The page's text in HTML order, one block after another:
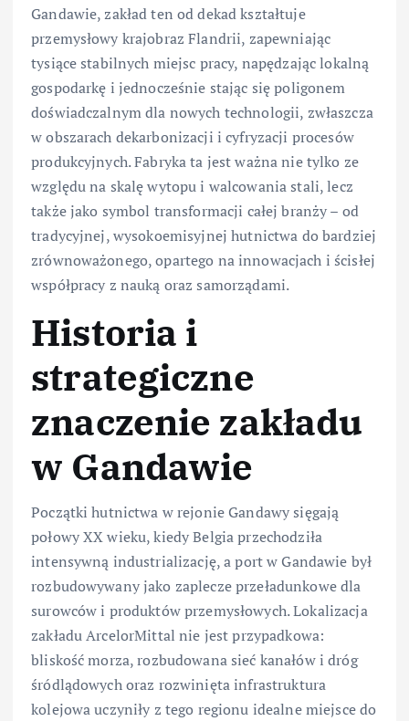
Gandawie, zakład ten od dekad kształtuje
przemysłowy krajobraz Flandrii, zapewniając
tysiące stabilnych miejsc pracy, napędzając lokalną
gospodarkę i jednocześnie stając się poligonem
doświadczalnym dla nowych technologii, zwłaszcza
w obszarach dekarbonizacji i cyfryzacji procesów
produkcyjnych. Fabryka ta jest ważna nie tylko ze
względu na skalę wytopu i walcowania stali, lecz
także jako symbol transformacji całej branży – od
tradycyjnej, wysokoemisyjnej hutnictwa do bardziej
zrównoważonego, opartego na innowacjach i ścisłej
współpracy z nauką oraz samorządami.
Historia i
strategiczne
znaczenie zakładu
w Gandawie
Początki hutnictwa w rejonie Gandawy sięgają
połowy XX wieku, kiedy Belgia przechodziła
intensywną industrializację, a port w Gandawie był
rozbudowywany jako zaplecze przeładunkowe dla
surowców i produktów przemysłowych. Lokalizacja
zakładu ArcelorMittal nie jest przypadkowa:
bliskość morza, rozbudowana sieć kanałów i dróg
śródlądowych oraz rozwinięta infrastruktura
kolejowa uczyniły z tego regionu idealne miejsce do